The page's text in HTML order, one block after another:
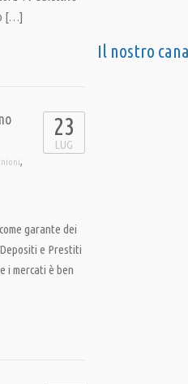
[…]
,
23
LUG
garante dei
e Prestiti
i mercati è ben
Il nostro